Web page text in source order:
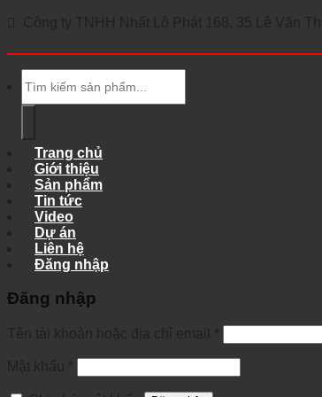
kiếm:
Trang chủ
Giới thiệu
Sản phẩm
Tin tức
Video
Dự án
Liên hệ
Đăng nhập
Đăng nhập